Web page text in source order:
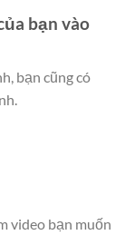
bạn vào
bạn cũng có
video bạn muốn